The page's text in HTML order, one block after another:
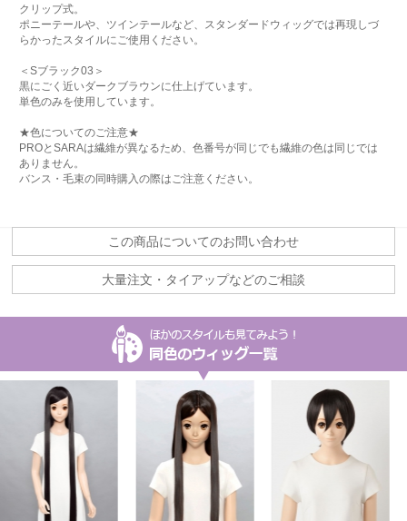
クリップ式。
ポニーテールや、ツインテールなど、スタンダードウィッグでは再現しづ
らかったスタイルにご使用ください。
＜Sブラック03＞
黒にごく近いダークブラウンに仕上げています。
単色のみを使用しています。
★色についてのご注意★
PROとSARAは繊維が異なるため、色番号が同じでも繊維の色は同じでは
ありません。
バンス・毛束の同時購入の際はご注意ください。
この商品についてのお問い合わせ
大量注文・タイアップなどのご相談